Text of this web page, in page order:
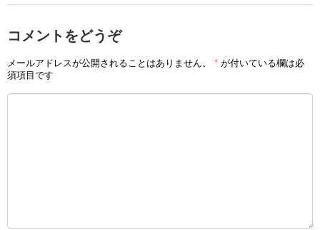
コメントをどうぞ
メールアドレスが公開されることはありません。 * が付いている欄は必
須項目です